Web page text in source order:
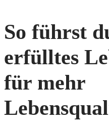
So führst
erfülltes
für mehr